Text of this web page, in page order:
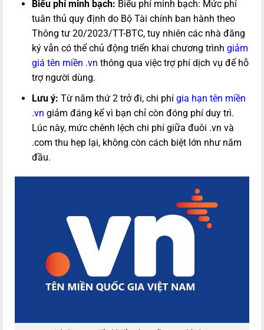
Biểu phí minh bạch: Biểu phí minh bạch: Mức phí
tuân thủ quy định do Bộ Tài chính ban hành theo
Thông tư 20/2023/TT-BTC, tuy nhiên các nhà đăng
ký vẫn có thể chủ động triển khai chương trình giảm
giá tên miền .vn thông qua việc trợ phí dịch vụ để hỗ
trợ người dùng.
Lưu ý: Từ năm thứ 2 trở đi, chi phí gia hạn tên miền
.vn giảm đáng kể vì bạn chỉ còn đóng phí duy trì.
Lúc này, mức chênh lệch chi phí giữa đuôi .vn và
.com thu hẹp lại, không còn cách biệt lớn như năm
đầu.